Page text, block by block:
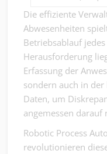
Die effiziente
Abwesenheiten
Betriebsablauf
Herausforderung
Erfassung der
sondern auch in
Daten, um
angemessen darauf
Robotic Process
revolutionieren